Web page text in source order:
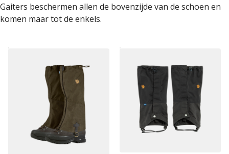
Gaiters beschermen allen de bovenzijde van de schoen en
komen maar tot de enkels.